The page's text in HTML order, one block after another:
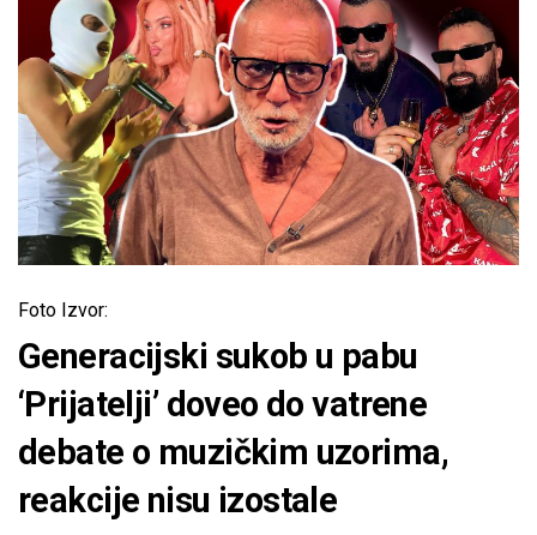
Foto Izvor:
Generacijski sukob u pabu
‘Prijatelji’ doveo do vatrene
debate o muzičkim uzorima,
reakcije nisu izostale